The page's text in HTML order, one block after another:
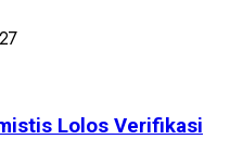
Lolos Verifikasi